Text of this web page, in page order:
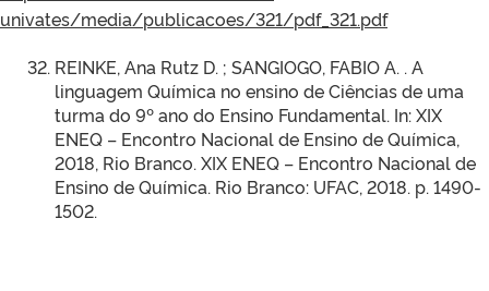
univates/media/publicacoes/321/pdf_321.pdf
REINKE, Ana Rutz D. ; SANGIOGO, FABIO A. . A
linguagem Química no ensino de Ciências de uma
turma do 9º ano do Ensino Fundamental. In: XIX
ENEQ – Encontro Nacional de Ensino de Química,
2018, Rio Branco. XIX ENEQ – Encontro Nacional de
Ensino de Química. Rio Branco: UFAC, 2018. p. 1490-
1502.